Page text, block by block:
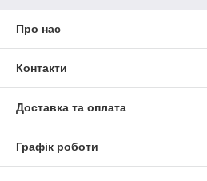
Про нас
Контакти
Доставка та оплата
Графік роботи